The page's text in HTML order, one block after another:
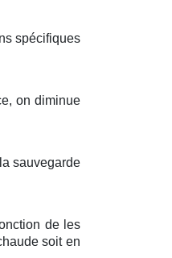
spécifiques
, ondiminue
sauvegarde
deles
soit en